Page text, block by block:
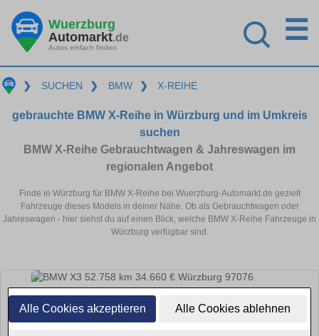
Alle Cookies akzeptieren Alle Cookies ablehnen
Wuerzburg
Automarkt.de
Autos einfach finden
☰
❯ SUCHEN ❯ BMW ❯ X-REIHE
gebrauchte BMW X-Reihe in Würzburg und im Umkreis
suchen
BMW X-Reihe Gebrauchtwagen & Jahreswagen im
regionalen Angebot
Finde in Würzburg für BMW X-Reihe bei Wuerzburg-Automarkt.de gezielt
Fahrzeuge dieses Models in deiner Nähe. Ob als Gebrauchtwagen oder
Jahreswagen - hier siehst du auf einen Blick, welche BMW X-Reihe Fahrzeuge in
Würzburg verfügbar sind.